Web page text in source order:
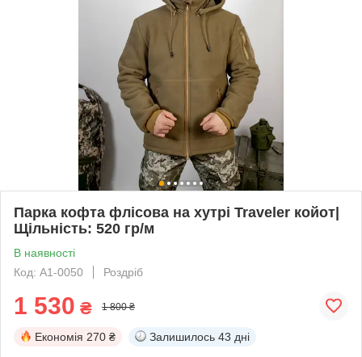
Парка кофта флісова на хутрі Traveler койот|
Щільність: 520 гр/м
В наявності
Код: А1-0050
Роздріб
1 530 ₴ 1 800 ₴
Економія 270 ₴ Залишилось 43 дні